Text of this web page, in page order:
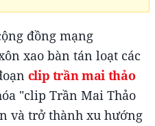
đồng mạng
xao bàn tán loạt các
clip trần mai thảo
"clip Trần Mai Thảo
và trở thành xu hướng